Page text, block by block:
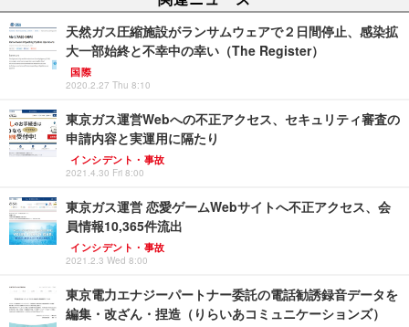
天然ガス圧縮施設がランサムウェアで２日間停止、感染拡
大一部始終と不幸中の幸い（The Register）
国際
2020.2.27 Thu 8:10
東京ガス運営Webへの不正アクセス、セキュリティ審査の
申請内容と実運用に隔たり
インシデント・事故
2021.4.30 Fri 8:00
東京ガス運営 恋愛ゲームWebサイトへ不正アクセス、会
員情報10,365件流出
インシデント・事故
2021.2.3 Wed 8:00
東京電力エナジーパートナー委託の電話勧誘録音データを
編集・改ざん・捏造（りらいあコミュニケーションズ）